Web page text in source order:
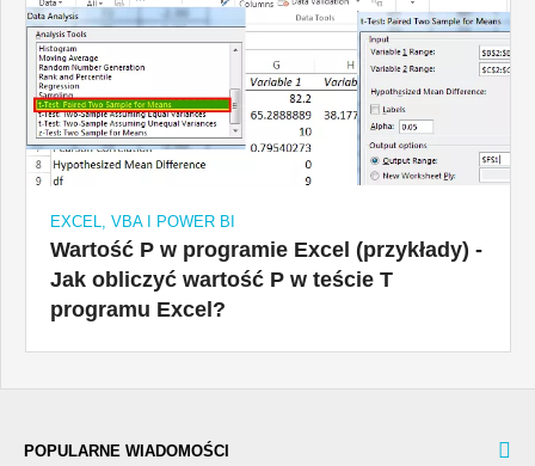
EXCEL, VBA I POWER BI
Wartość P w programie Excel (przykłady) -
Jak obliczyć wartość P w teście T
programu Excel?
POPULARNE WIADOMOŚCI